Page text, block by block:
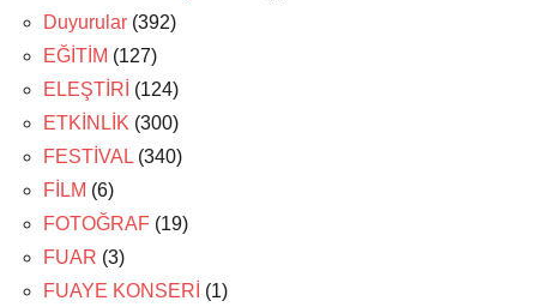
Duyurular (392)
EĞİTİM (127)
ELEŞTİRİ (124)
ETKİNLİK (300)
FESTİVAL (340)
FİLM (6)
FOTOĞRAF (19)
FUAR (3)
FUAYE KONSERİ (1)